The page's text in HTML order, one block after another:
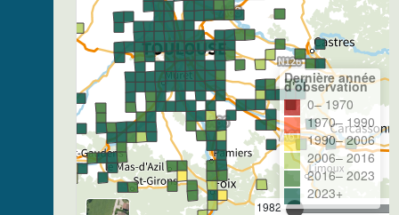
1982
Dernière année
d'observation
0– 1970
1970– 1990
1990– 2006
2006– 2016
2016– 2023
2023+